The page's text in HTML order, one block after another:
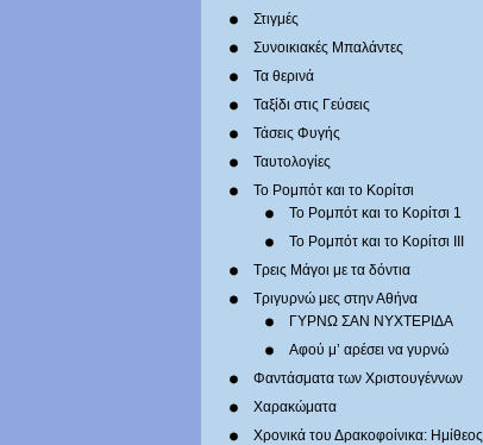
Στιγμές
Συνοικιακές Μπαλάντες
Τα θερινά
Ταξίδι στις Γεύσεις
Τάσεις Φυγής
Ταυτολογίες
Το Ρομπότ και το Κορίτσι
Το Ρομπότ και το Κορίτσι 1
Το Ρομπότ και το Κορίτσι III
Τρεις Μάγοι με τα δόντια
Τριγυρνώ μες στην Αθήνα
ΓΥΡΝΩ ΣΑΝ ΝΥΧΤΕΡΙΔΑ
Αφού μ’ αρέσει να γυρνώ
Φαντάσματα των Χριστουγέννων
Χαρακώματα
Χρονικά του Δρακοφοίνικα: Ημίθεος